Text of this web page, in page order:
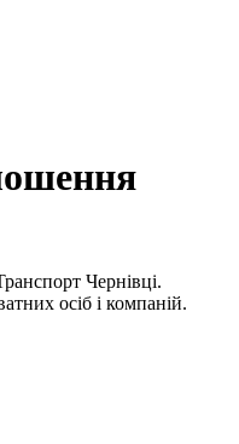
Чернівці.
осіб і компаній.